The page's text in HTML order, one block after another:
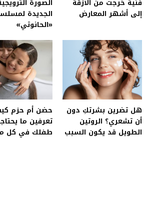
إلى أشهر المعارض
الجديدة
«الحانوتي»
هل تضرين بشرتكِ دون
أن تشعري؟ الروتين
الطويل قد يكون السبب
حضن أم حزم
تعرفين ما
طفلك في كل